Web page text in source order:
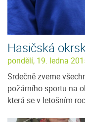
Hasičská
pondělí, 19. ledna
Srdečně zveme
požárního sportu na
která se v letošním